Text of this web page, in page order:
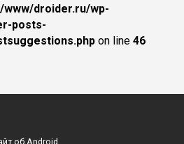
droider.ru/wp-
posts-
on line 46
об Android